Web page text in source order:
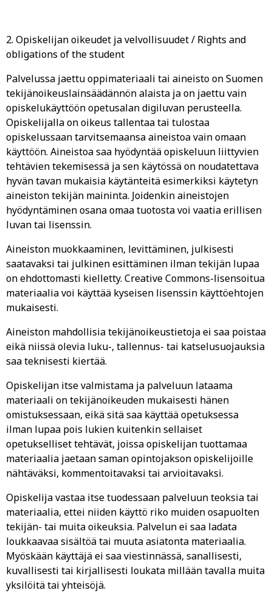
2. Opiskelijan oikeudet ja velvollisuudet / Rights and
obligations of the student
Palvelussa jaettu oppimateriaali tai aineisto on Suomen
tekijänoikeuslainsäädännön alaista ja on jaettu vain
opiskelukäyttöön opetusalan digiluvan perusteella.
Opiskelijalla on oikeus tallentaa tai tulostaa
opiskelussaan tarvitsemaansa aineistoa vain omaan
käyttöön. Aineistoa saa hyödyntää opiskeluun liittyvien
tehtävien tekemisessä ja sen käytössä on noudatettava
hyvän tavan mukaisia käytänteitä esimerkiksi käytetyn
aineiston tekijän maininta. Joidenkin aineistojen
hyödyntäminen osana omaa tuotosta voi vaatia erillisen
luvan tai lisenssin.
Aineiston muokkaaminen, levittäminen, julkisesti
saatavaksi tai julkinen esittäminen ilman tekijän lupaa
on ehdottomasti kielletty. Creative Commons-lisensoitua
materiaalia voi käyttää kyseisen lisenssin käyttöehtojen
mukaisesti.
Aineiston mahdollisia tekijänoikeustietoja ei saa poistaa
eikä niissä olevia luku-, tallennus- tai katselusuojauksia
saa teknisesti kiertää.
Opiskelijan itse valmistama ja palveluun lataama
materiaali on tekijänoikeuden mukaisesti hänen
omistuksessaan, eikä sitä saa käyttää opetuksessa
ilman lupaa pois lukien kuitenkin sellaiset
opetukselliset tehtävät, joissa opiskelijan tuottamaa
materiaalia jaetaan saman opintojakson opiskelijoille
nähtäväksi, kommentoitavaksi tai arvioitavaksi.
Opiskelija vastaa itse tuodessaan palveluun teoksia tai
materiaalia, ettei niiden käyttö riko muiden osapuolten
tekijän- tai muita oikeuksia. Palvelun ei saa ladata
loukkaavaa sisältöä tai muuta asiatonta materiaalia.
Myöskään käyttäjä ei saa viestinnässä, sanallisesti,
kuvallisesti tai kirjallisesti loukata millään tavalla muita
yksilöitä tai yhteisöjä.